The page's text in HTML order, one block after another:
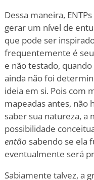
Dessa maneira,
gerar um nível de
que pode ser
frequentemente é
e não testado,
ainda não foi
ideia em si. Pois com
mapeadas antes, não
saber sua natureza, a
possibilidade
então sabendo se ela
eventualmente será
Sabiamente talvez, a